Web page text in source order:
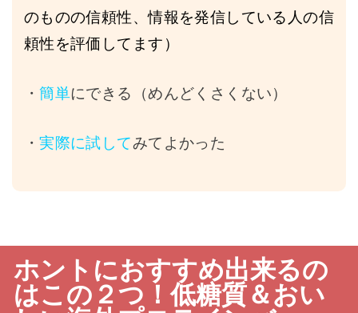
のものの信頼性、情報を発信している人の信
頼性を評価してます）
・簡単にできる（めんどくさくない）
・実際に試してみてよかった
ホントにおすすめ出来るの
はこの２つ！低糖質＆おい